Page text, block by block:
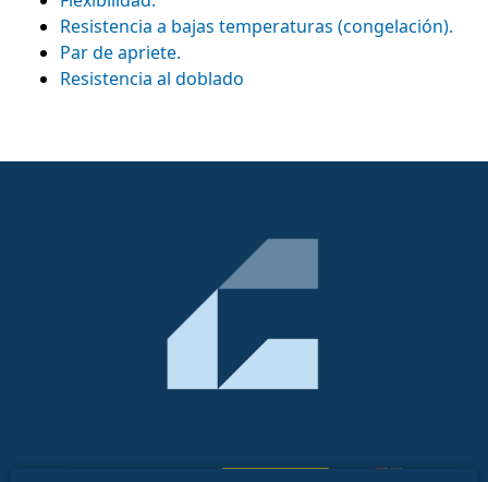
Resistencia a bajas temperaturas (congelación).
Par de apriete.
Resistencia al doblado